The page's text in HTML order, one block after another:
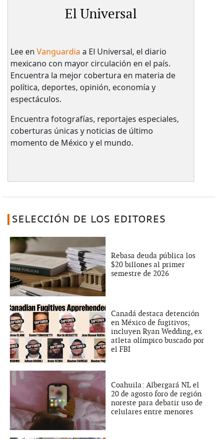
El Universal
Lee en Vanguardia a El Universal, el diario
mexicano con mayor circulación en el país.​
Encuentra la mejor cobertura en materia de
política, deportes, opinión, economía y
espectáculos.
Encuentra fotografías, reportajes especiales,
coberturas únicas y noticias de último
momento de México y el mundo.
SELECCIÓN DE LOS EDITORES
Rebasa deuda pública los
$20 billones al primer
semestre de 2026
Canadá destaca detención
en México de fugitivos;
incluyen Ryan Wedding, ex
atleta olímpico buscado por
el FBI
Coahuila: Albergará NL el
20 de agosto foro de región
noreste para debatir uso de
celulares entre menores